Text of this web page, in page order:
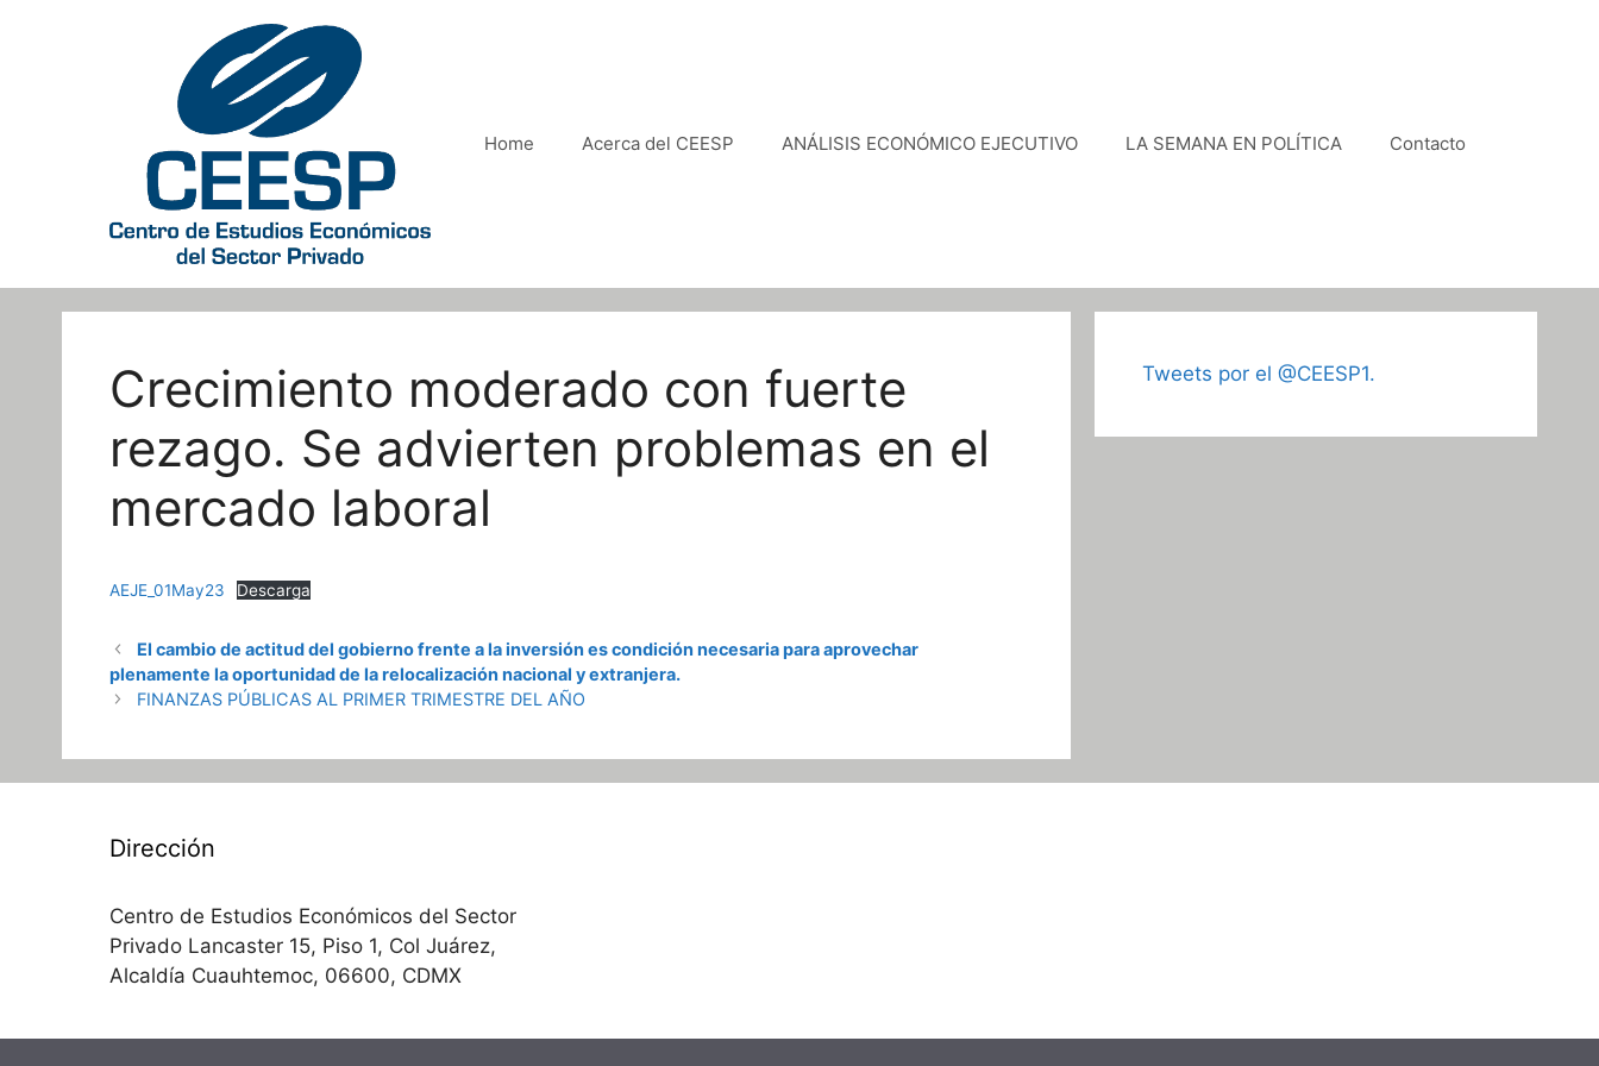
Home Acerca del CEESP ANÁLISIS ECONÓMICO EJECUTIVO LA SEMANA EN POLÍTICA Contacto
Crecimiento moderado con fuerte
rezago. Se advierten problemas en el
mercado laboral
AEJE_01May23 Descarga
El cambio de actitud del gobierno frente a la inversión es condición necesaria para aprovechar
plenamente la oportunidad de la relocalización nacional y extranjera.
FINANZAS PÚBLICAS AL PRIMER TRIMESTRE DEL AÑO
Tweets por el @CEESP1.
Dirección
Centro de Estudios Económicos del Sector
Privado Lancaster 15, Piso 1, Col Juárez,
Alcaldía Cuauhtemoc, 06600, CDMX